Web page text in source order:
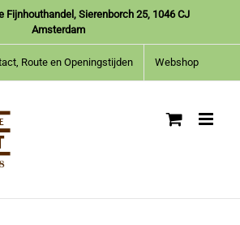
Fijnhouthandel, Sierenborch 25, 1046 CJ
Amsterdam
Route en Openingstijden Webshop